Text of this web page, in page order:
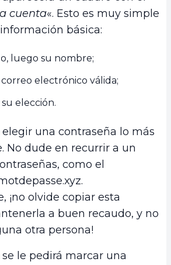
cuenta«. Esto es muy simple
básica:
luego su nombre;
electrónico válida;
elección.
una contraseña lo más
No dude en recurrir a un
como el
¡no olvide copiar esta
a buen recaudo, y no
otra persona!
le pedirá marcar una